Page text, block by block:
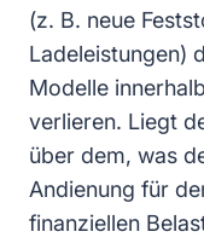
(z. B. neue
Ladeleistungen)
Modelle
verlieren. Liegt
über dem, was
Andienung für
finanziellen